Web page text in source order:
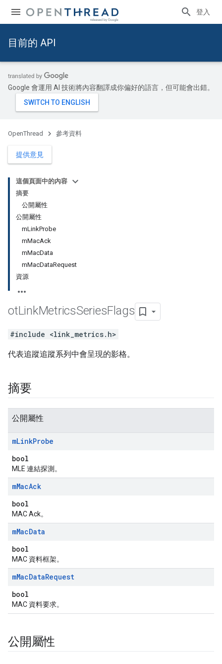
登入
目前的 API
Google 會運用 AI 技術將內容翻譯成你偏好的語言，但可能會出錯。
OpenThread 參考資料
提供意見
這個頁面中的內容
摘要
公開屬性
公開屬性
mLinkProbe
mMacAck
mMacData
mMacDataRequest
資源
otLinkMetricsSeriesFlags
#include <link_metrics.h>
代表追蹤追蹤系列中會呈現的影格。
摘要
公開屬性
mLinkProbe
bool
MLE 連結探測。
mMacAck
bool
MAC Ack。
mMacData
bool
MAC 資料框架。
mMacDataRequest
bool
MAC 資料要求。
公開屬性